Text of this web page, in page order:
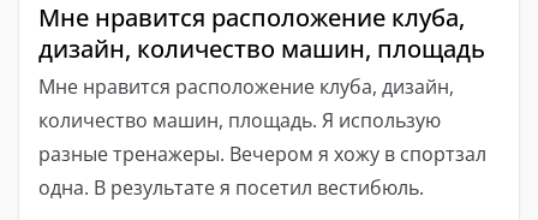
Мне нравится расположение клуба,
дизайн, количество машин, площадь
Мне нравится расположение клуба, дизайн,
количество машин, площадь. Я использую
разные тренажеры. Вечером я хожу в спортзал
одна. В результате я посетил вестибюль.